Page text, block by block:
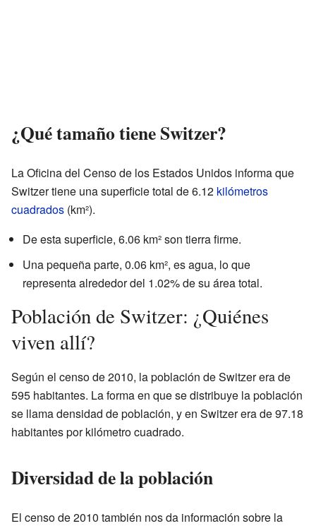
¿Qué tamaño tiene Switzer?
La Oficina del Censo de los Estados Unidos informa que
Switzer tiene una superficie total de 6.12 kilómetros
cuadrados (km²).
De esta superficie, 6.06 km² son tierra firme.
Una pequeña parte, 0.06 km², es agua, lo que
representa alrededor del 1.02% de su área total.
Población de Switzer: ¿Quiénes
viven allí?
Según el censo de 2010, la población de Switzer era de
595 habitantes. La forma en que se distribuye la población
se llama densidad de población, y en Switzer era de 97.18
habitantes por kilómetro cuadrado.
Diversidad de la población
El censo de 2010 también nos da información sobre la